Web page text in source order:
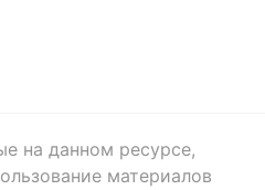
на данном ресурсе,
материалов